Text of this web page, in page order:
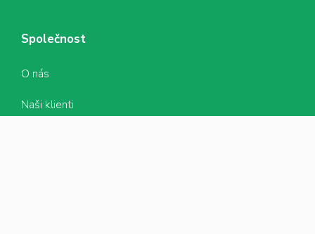
Společnost
O nás
Naši klienti